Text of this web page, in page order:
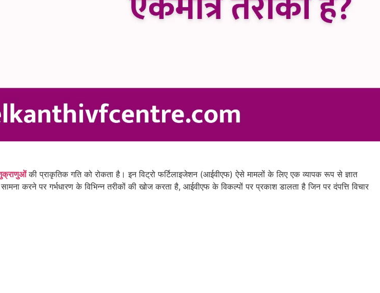
की प्राकृतिक गति को रोकता है। इन विट्रो फर्टिलाइजेशन (आईवीएफ) ऐसे मामलों के लिए एक व्यापक रूप से ज्ञात
करने पर गर्भधारण के विभिन्न तरीकों की खोज करता है, आईवीएफ के विकल्पों पर प्रकाश डालता है जिन पर दंपत्ति विचार